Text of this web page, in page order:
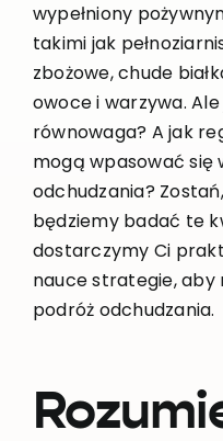
wypełniony
takimi jak
zbożowe, chude
owoce i warzywa.
równowaga? A jak
mogą wpasować się
odchudzania?
będziemy badać te
dostarczymy Ci
nauce strategie, aby
podróż odchudzania.